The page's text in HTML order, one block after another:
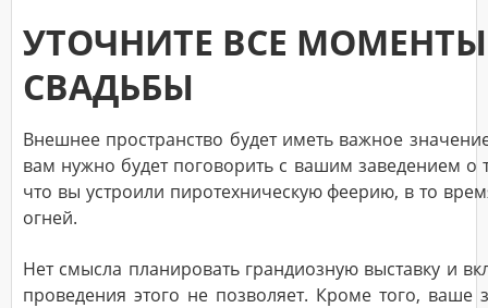
УТОЧНИТЕ ВСЕ
СВАДЬБЫ
Внешнее пространство будет иметь важное
вам нужно будет поговорить с вашим заведением о
что вы устроили пиротехническую феерию, в то
огней.
Нет смысла планировать грандиозную выставку и
проведения этого не позволяет. Кроме того,